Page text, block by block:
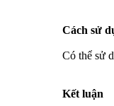
Cách sử
Có thể sử
Kết luận